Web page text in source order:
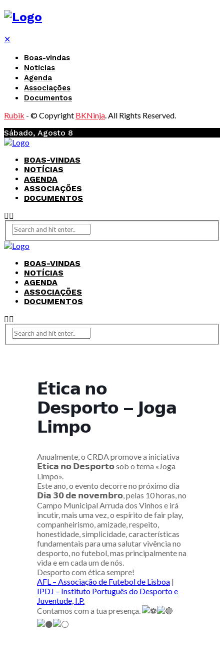
✕
Boas-vindas
Notícias
Agenda
Associações
Documentos
Rubik - © Copyright BKNinja. All Rights Reserved.
Sábado, Agosto 8
BOAS-VINDAS
NOTÍCIAS
AGENDA
ASSOCIAÇÕES
DOCUMENTOS
BOAS-VINDAS
NOTÍCIAS
AGENDA
ASSOCIAÇÕES
DOCUMENTOS
𝗘́𝘁𝗶𝗰𝗮 𝗻𝗼
𝗗𝗲𝘀𝗽𝗼𝗿𝘁𝗼 – 𝗝𝗼𝗴𝗮
𝗟𝗶𝗺𝗽𝗼
Anualmente, o CRDA promove a iniciativa
𝗘́𝘁𝗶𝗰𝗮 𝗻𝗼 𝗗𝗲𝘀𝗽𝗼𝗿𝘁𝗼 sob o tema «Joga
Limpo».
Este ano, o evento decorre no próximo dia
𝗗𝗶𝗮 𝟯𝟬 𝗱𝗲 𝗻𝗼𝘃𝗲𝗺𝗯𝗿𝗼, pelas 10 horas, no
Campo Municipal Arruda dos Vinhos e irá
incutir, mais uma vez, o espírito de fair play,
companheirismo, amizade, respeito,
honestidade, simplicidade, características
fundamentais para uma salutar vivência no
desporto, no futebol, mas principalmente na
vida e em cada um de nós.
Desporto com ética sempre!
AFL – Associação de Futebol de Lisboa |
IPDJ – Instituto Português do Desporto e
Juventude, I.P.
Contamos com a tua presença.